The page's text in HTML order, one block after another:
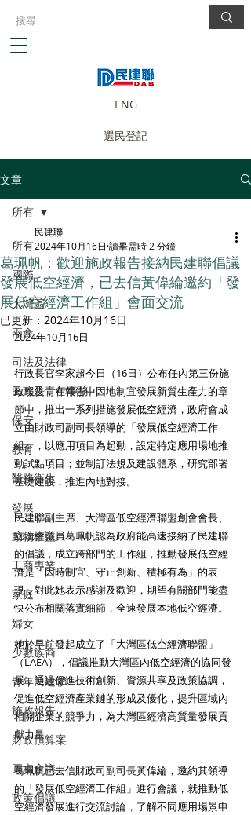
ENG
選民登記
文章
所有
國際
大灣區
兩會
司法及法律
民政及青年事務
保安
教育
醫務衛生
發展
動物權益
工商專業
家庭
婦女
少數族裔
青年民建聯
施政報告
財政預算案
圓桌會議
政策倡議
所有
葛珮帆：歡迎施政報告接納民建聯倡議
發展低空經濟，已去信黃偉綸邀約「發
展低空經濟工作組」會面交流
民建聯
2024年10月16日 讀畢需時 2 分鐘
已更新： 2024年10月16日
2024年10月16日
行政長官李家超今日（16日）公布任內第三份施
政報告，在報告中因地制宜發展新質生產力的章
節中，推出一系列措施發展低空經濟，政府會成
立由財政司副司長領導的「發展低空經濟工作
組」，以應用項目為起動，設定特定應用場地推
動試點項目；並制訂法規及建設體系，研究部署
基礎建設，推進內地對接。
民建聯副主席、大灣區低空經濟聯盟創會會長、
立法會議員葛珮帆認為政府能高速接納了民建聯
的倡議，成立跨部門的工作組，推動發展低空經
濟是「因時制宜、守正創新、積極有為」的表
現，對此她表示感謝及歡迎，期望有關部門能盡
快公布相關落實細節，全速發展本地低空經濟。
她於早前發起成立了「大灣區低空經濟聯盟」
（LAEA），倡議推動大灣區內低空經濟的協同發
展，通過促進技術創新、資源共享及政策協調，
促進低空經濟產業鏈的形成及優化，提升區域內
相關企業的競爭力，為大灣區經濟高質量發展貢
獻力量。
葛珮帆已去信財政司副司長黃偉綸，邀約其領導
的「發展低空經濟工作組」進行會議，就推動低
空經濟發展進行交流討論，了解不同應用場景申